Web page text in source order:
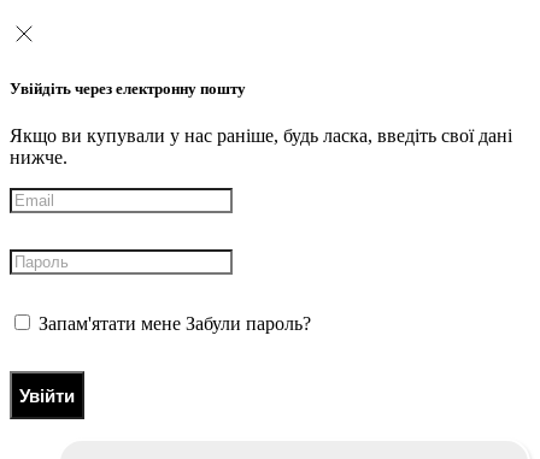
Увійдіть через електронну пошту
Якщо ви купували у нас раніше, будь ласка, введіть свої дані
нижче.
Запам'ятати мене Забули пароль?
Увійти